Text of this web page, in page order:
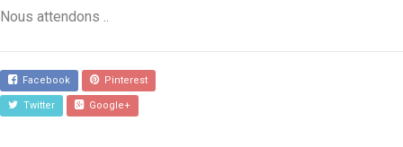
Nous attendons ..
Facebook Pinterest
Twitter Google+